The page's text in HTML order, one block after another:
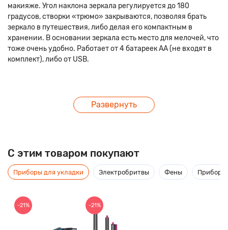
макияже. Угол наклона зеркала регулируется до 180
градусов, створки «трюмо» закрываются, позволяя брать
зеркало в путешествия, либо делая его компактным в
хранении. В основании зеркала есть место для мелочей, что
тоже очень удобно. Работает от 4 батареек АА (не входят в
комплект), либо от USB.
Развернуть
C этим товаром покупают
Приборы для укладки Электробритвы Фены Приборы
-21% -21%